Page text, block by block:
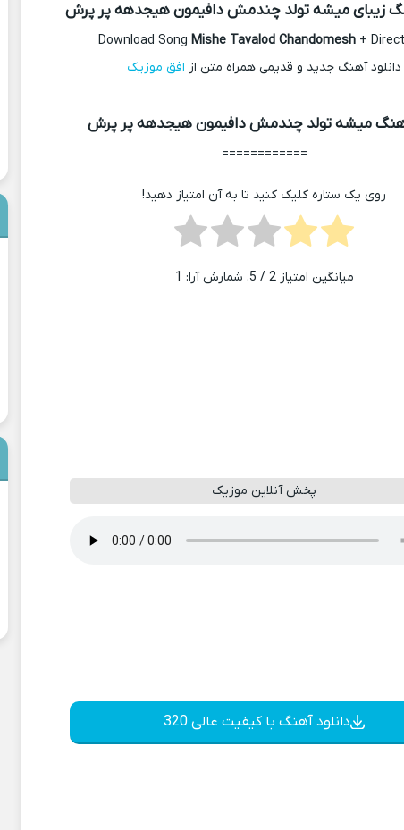
زیبای میشه تولد چندمش دافیمون هیجدهه پر پرش
Download Song Mishe Tavalod Chandomesh+
دانلود آهنگ جدید و قدیمی همراه متن از افق موزیک
میشه تولد چندمش دافیمون هیجدهه پر پرش
============
روی یک ستاره کلیک کنید تا به آن امتیاز دهید!
میانگین امتیاز2 / 5. شمارش آرا: 1
پخش آنلاین موزیک
دانلود آهنگ با کیفیت عالی 320